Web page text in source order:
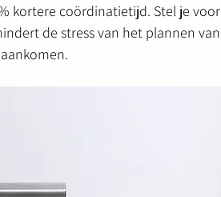
kortere coördinatietijd. Stel je voor
de stress van het plannen van